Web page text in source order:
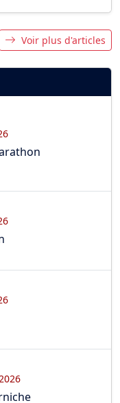
Voir plus d'articles